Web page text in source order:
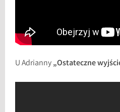
U Adrianny„Ostateczne